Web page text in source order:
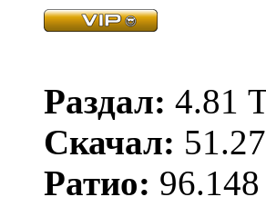
Раздал: 4.81
Скачал:
Ратио: 96.148